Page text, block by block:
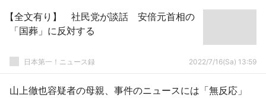
【全文有り】 社民党が談話 安倍元首相の
「国葬」に反対する
日本第一！ニュース録 2022/7/16(Sa) 13:59
山上徹也容疑者の母親、事件のニュースには「無反応」